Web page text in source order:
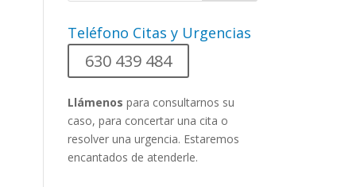
Teléfono Citas y Urgencias
630 439 484
Llámenos para consultarnos su
caso, para concertar una cita o
resolver una urgencia. Estaremos
encantados de atenderle.